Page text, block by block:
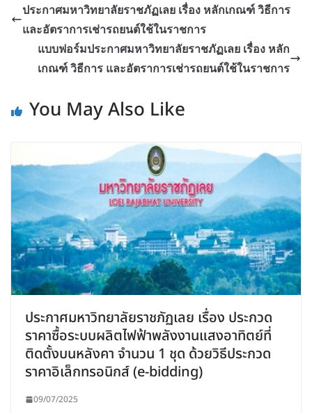
ประกาศมหาวิทยาลัยราชภัฏเลย เรื่อง หลักเกณฑ์ วิธีการ
และอัตราการเช่ารถยนต์ใช้ในราชการ
แบบฟอร์มประกาศมหาวิทยาลัยราชภัฏเลย เรื่อง หลัก
เกณฑ์ วิธีการ และอัตราการเช่ารถยนต์ใช้ในราชการ
You May Also Like
ประกาศมหาวิทยาลัยราชภัฏเลย เรื่อง ประกวด
ราคาซื้อระบบผลิตไฟฟ้าพลังงานแสงอาทิตย์ที่
ติดตั้งบนหลังคา จำนวน 1 ชุด ด้วยวิธีประกวด
ราคาอิเล็กทรอนิกส์ (e-bidding)
09/07/2025